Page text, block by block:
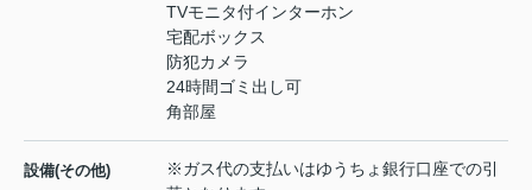
TVモニタ付インターホン
宅配ボックス
防犯カメラ
24時間ゴミ出し可
角部屋
設備(その他)
※ガス代の支払いはゆうちょ銀行口座での引